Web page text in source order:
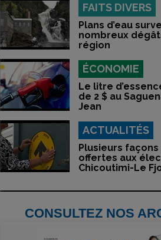
FAITS DIVERS
Plans d’eau
nombreux
région
ÉCONOMIE
Le litre
de 2 $ au
Jean
ACTUALITÉS
Plusieurs
offertes aux
Chicoutimi-Le
CONSULTEZ NOS